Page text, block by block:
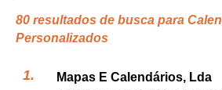
80 resultados de busca para
Personalizados
Mapas E Calendários, Lda